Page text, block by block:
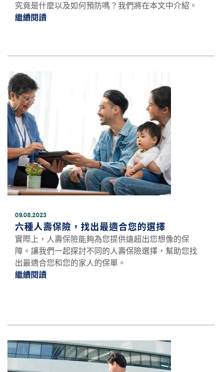
究竟是什麼以及如何預防嗎？我們將在本文中介紹。
繼續閱讀繼續閱讀語音釣魚：了解、辨識和預防基於
圖片
09.08.2023
六種人壽保險，找出最適合您的選擇
實際上，人壽保險能夠為您提供遠超出您想像的保
障。讓我們一起探討不同的人壽保險選擇，幫助您找
出最適合您和您的家人的保單。
繼續閱讀繼續閱讀六種人壽保險，找出最適合您的選
圖片